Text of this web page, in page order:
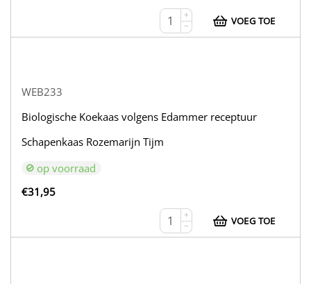
+
−
VOEG TOE
WEB233
Biologische Koekaas volgens Edammer receptuur
Schapenkaas Rozemarijn Tijm
op voorraad
€31,95
+
−
VOEG TOE